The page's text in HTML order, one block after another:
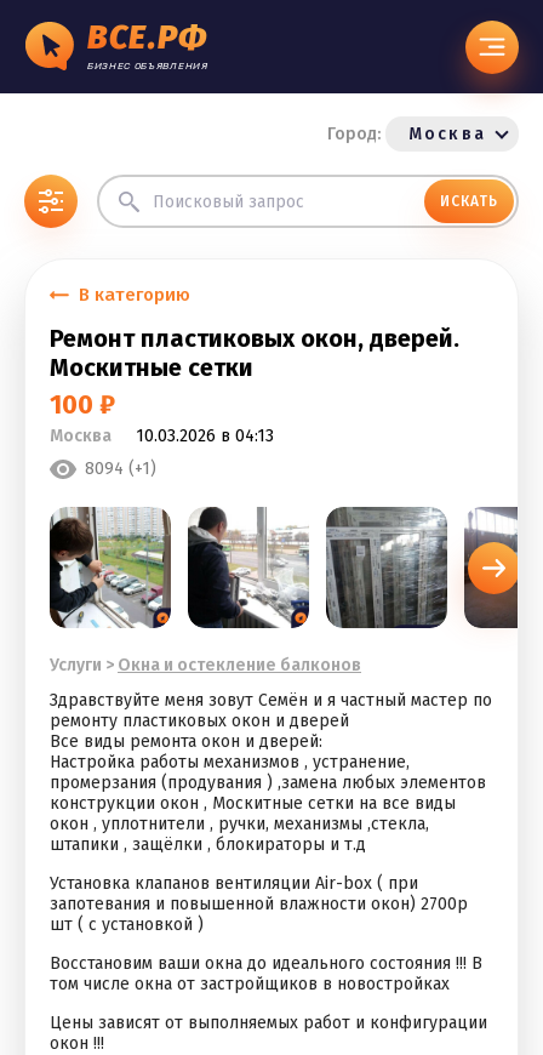
ВСЕ.РФ
БИЗНЕС ОБЪЯВЛЕНИЯ
Город: Москва
ИСКАТЬ
В категорию
Ремонт пластиковых окон, дверей.
Москитные сетки
100 ₽
Москва
10.03.2026 в 04:13
8094 (+1)
Услуги > Окна и остекление балконов
Здравствуйте меня зовут Семён и я частный мастер по
ремонту пластиковых окон и дверей
Все виды ремонта окон и дверей:
Настройка работы механизмов , устранение,
промерзания (продувания ) ,замена любых элементов
конструкции окон , Москитные сетки на все виды
окон , уплотнители , ручки, механизмы ,стекла,
штапики , защёлки , блокираторы и т.д
Установка клапанов вентиляции Air-box ( при
запотевания и повышенной влажности окон) 2700р
шт ( с установкой )
Восстановим ваши окна до идеального состояния !!! В
том числе окна от застройщиков в новостройках
Цены зависят от выполняемых работ и конфигурации
окон !!!